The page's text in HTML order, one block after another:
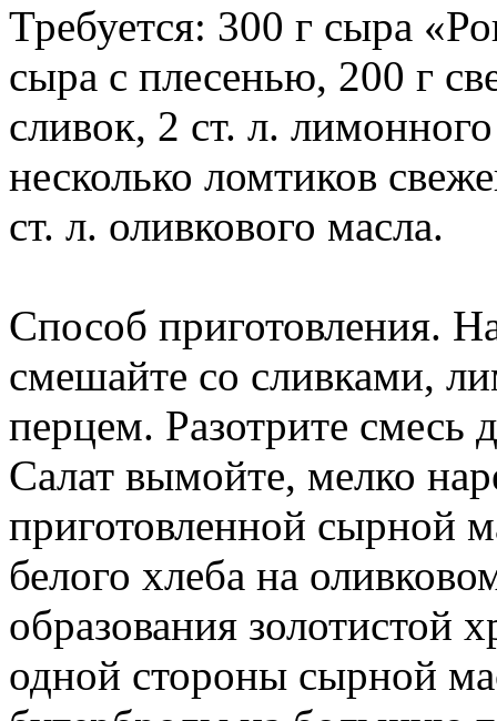
Требуется: 300 г сыра
сыра с плесенью, 200 г
сливок, 2 ст. л.
несколько ломтиков
ст. л. оливкового масла.
Способ приготовления.
смешайте со сливками,
перцем. Разотрите смесь
Салат вымойте, мелко
приготовленной сырной
белого хлеба на
образования золотистой
одной стороны сырной